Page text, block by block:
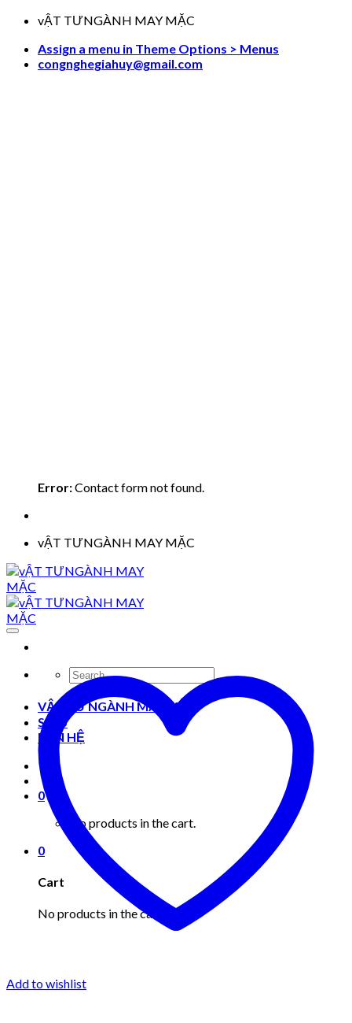
Skip
content
vẬT TƯNGÀNH MAY MẶC
Assign a menu in Theme Options > Menus
congnghegiahuy@gmail.com
Error:Contact form not found.
vẬT TƯNGÀNH MAY MẶC
Search
for:
VẬT TƯ NGÀNH MAY MẶC
Shop
LIÊN HỆ
0
No products in the cart.
0
Cart
No products in the cart.
Add to wishlist